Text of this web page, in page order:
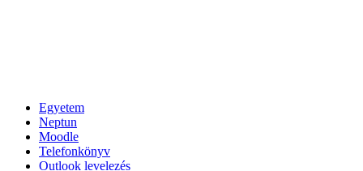
Egyetem
Neptun
Moodle
Telefonkönyv
Outlook levelezés